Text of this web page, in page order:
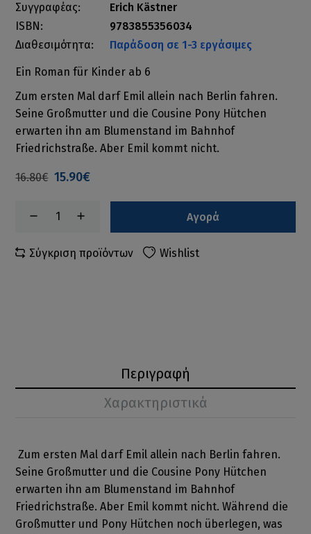
Συγγραφέας:
Erich Kästner
ISBN:
9783855356034
Διαθεσιμότητα:
Παράδοση σε 1-3 εργάσιμες
Ein Roman für Kinder ab 6
Zum ersten Mal darf Emil allein nach Berlin fahren.
Seine Großmutter und die Cousine Pony Hütchen
erwarten ihn am Blumenstand im Bahnhof
Friedrichstraße. Aber Emil kommt nicht.
16.80€ 15.90€
Αγορά
Σύγκριση προϊόντων Wishlist
Περιγραφή
Χαρακτηριστικά
Zum ersten Mal darf Emil allein nach Berlin fahren.
Seine Großmutter und die Cousine Pony Hütchen
erwarten ihn am Blumenstand im Bahnhof
Friedrichstraße. Aber Emil kommt nicht. Während die
Großmutter und Pony Hütchen noch überlegen, was